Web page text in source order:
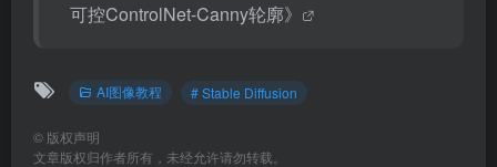
可控ControlNet-Canny轮廓》
AI图像教程 # Stable Diffusion
© 版权声明
文章版权归作者所有，未经允许请勿转载。